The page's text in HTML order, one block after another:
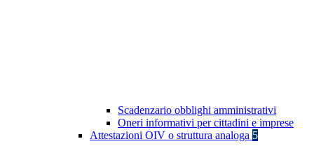
Scadenzario obblighi amministrativi
Oneri informativi per cittadini e imprese
Attestazioni OIV o struttura analoga 5